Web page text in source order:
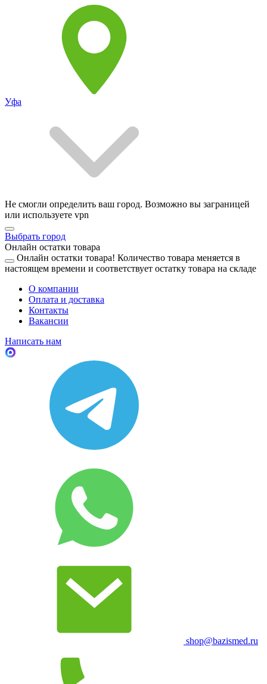
Уфа
Не смогли определить ваш город. Возможно вы заграницей
или используете vpn
Выбрать город
Онлайн остатки товара
Онлайн остатки товара! Количество товара меняется в
настоящем времени и соответствует остатку товара на складе
О компании
Оплата и доставка
Контакты
Вакансии
Написать нам
shop@bazismed.ru